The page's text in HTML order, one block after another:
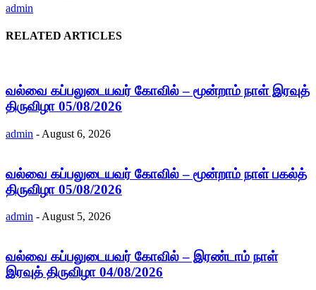
admin
RELATED ARTICLES
வல்வை கப்பலுடையவர் கோவில் – மூன்றாம் நாள் இரவுத்
திருவிழா 05/08/2026
admin - August 6, 2026
வல்வை கப்பலுடையவர் கோவில் – மூன்றாம் நாள் பகல்த்
திருவிழா 05/08/2026
admin - August 5, 2026
வல்வை கப்பலுடையவர் கோவில் – இரண்டாம் நாள்
இரவுத் திருவிழா 04/08/2026